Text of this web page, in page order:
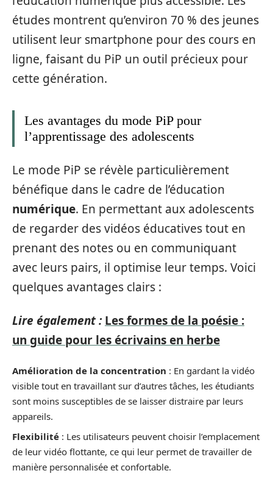
études montrent qu’environ 70 % des jeunes
utilisent leur smartphone pour des cours en
ligne, faisant du PiP un outil précieux pour
cette génération.
Les avantages du mode PiP pour
l’apprentissage des adolescents
Le mode PiP se révèle particulièrement
bénéfique dans le cadre de l’éducation
numérique. En permettant aux adolescents
de regarder des vidéos éducatives tout en
prenant des notes ou en communiquant
avec leurs pairs, il optimise leur temps. Voici
quelques avantages clairs :
Lire également : Les formes de la poésie :
un guide pour les écrivains en herbe
Amélioration de la concentration : En gardant la vidéo
visible tout en travaillant sur d’autres tâches, les étudiants
sont moins susceptibles de se laisser distraire par leurs
appareils.
Flexibilité : Les utilisateurs peuvent choisir l’emplacement
de leur vidéo flottante, ce qui leur permet de travailler de
manière personnalisée et confortable.